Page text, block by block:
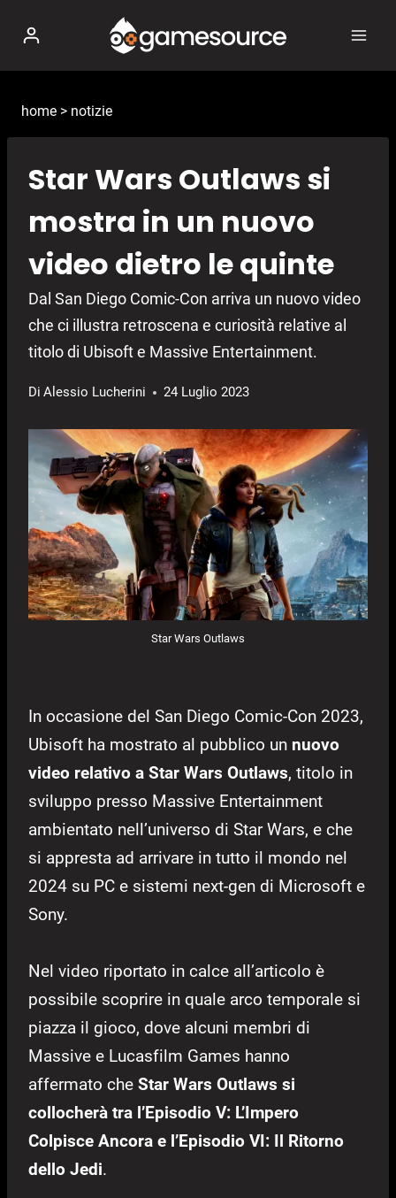
contenuto
home > notizie
Star Wars Outlaws si
mostra in un nuovo
video dietro le quinte
Dal San Diego Comic-Con arriva un nuovo video
che ci illustra retroscena e curiosità relative al
titolo di Ubisoft e Massive Entertainment.
Di Alessio Lucherini 24 Luglio 2023
Star Wars Outlaws
In occasione del San Diego Comic-Con 2023,
Ubisoft ha mostrato al pubblico un nuovo
video relativo a Star Wars Outlaws, titolo in
sviluppo presso Massive Entertainment
ambientato nell’universo di Star Wars, e che
si appresta ad arrivare in tutto il mondo nel
2024 su PC e sistemi next-gen di Microsoft e
Sony.
Nel video riportato in calce all’articolo è
possibile scoprire in quale arco temporale si
piazza il gioco, dove alcuni membri di
Massive e Lucasfilm Games hanno
affermato che Star Wars Outlaws si
collocherà tra l’Episodio V: L’Impero
Colpisce Ancora e l’Episodio VI: Il Ritorno
dello Jedi.